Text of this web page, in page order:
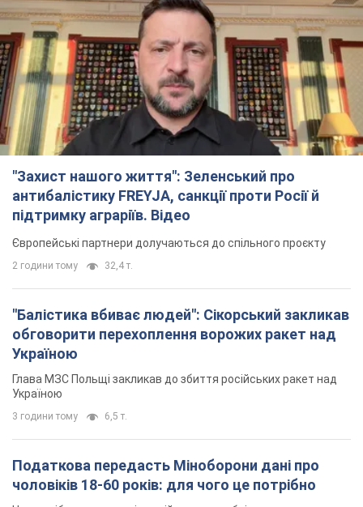
"Захист нашого життя": Зеленський про
антибалістику FREYJA, санкції проти Росії й
підтримку аграріїв. Відео
Європейські партнери долучаються до спільного проєкту
2 години тому 32,4 т.
"Балістика вбиває людей": Сікорський закликав
обговорити перехоплення ворожих ракет над
Україною
Глава МЗС Польщі закликав до збиття російських ракет над
Україною
3 години тому 6,5 т.
Податкова передасть Міноборони дані про
чоловіків 18-60 років: для чого це потрібно